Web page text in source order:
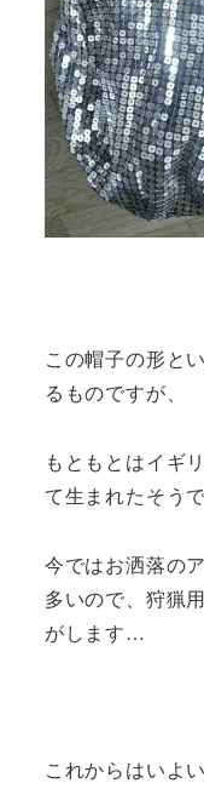
この帽子の形と
るものですが、
もともとはイギ
て生まれたそうで
今ではお洒落の
多いので、狩猟
がします…
これからはいよ